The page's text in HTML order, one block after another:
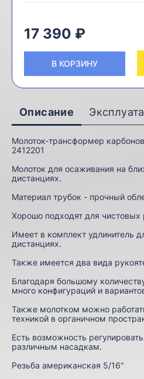
17 390 ₽
В КОРЗИНУ
Описание
Молоток-трансформер
2412201
Молоток для осаживания на
дистанциях.
Материал трубок - прочный
Хорошо подходят для чистовых
Имеет в комплект удлинитель
дистанциях.
Также имеется два вида
Благодаря большому
много конфигураций и
Также молотком можно
техникой в органичном
Есть возможность
различным насадкам.
Резьба американская 5/16"